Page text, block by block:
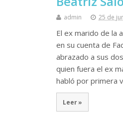
admin 25 de
El ex marido de la
en su cuenta de
abrazado a sus
quien fuera el ex
habló por primera
Leer »